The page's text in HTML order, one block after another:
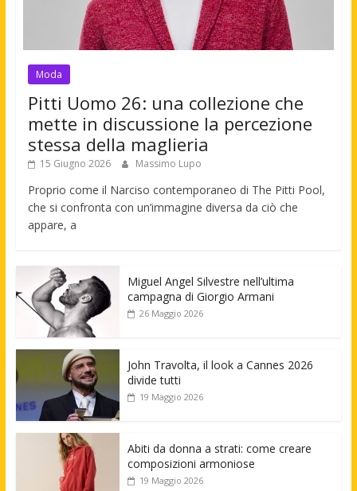
Moda
Pitti Uomo 26: una collezione che
mette in discussione la percezione
stessa della maglieria
15 Giugno 2026 Massimo Lupo
Proprio come il Narciso contemporaneo di The Pitti Pool,
che si confronta con un’immagine diversa da ciò che
appare, a
Miguel Angel Silvestre nell’ultima
campagna di Giorgio Armani
26 Maggio 2026
John Travolta, il look a Cannes 2026
divide tutti
19 Maggio 2026
Abiti da donna a strati: come creare
composizioni armoniose
19 Maggio 2026